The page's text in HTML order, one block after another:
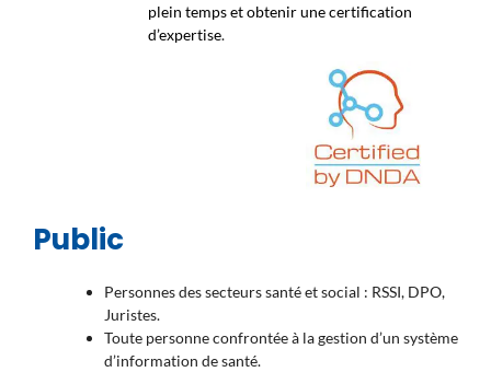
plein temps et obtenir une certification
d’expertise.
Public
Personnes des secteurs santé et social : RSSI, DPO,
Juristes.
Toute personne confrontée à la gestion d’un système
d’information de santé.